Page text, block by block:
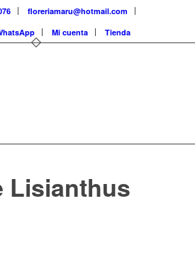
floreriamaru@hotmail.com
Mi cuenta Tienda
Lisianthus